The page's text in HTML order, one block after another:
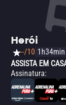
empolgação
inovador em
ação firme
emoção. No
gênero e uma
com amigos.
Herói
--/10 1h34min
ASSISTA EM
Assinatura: